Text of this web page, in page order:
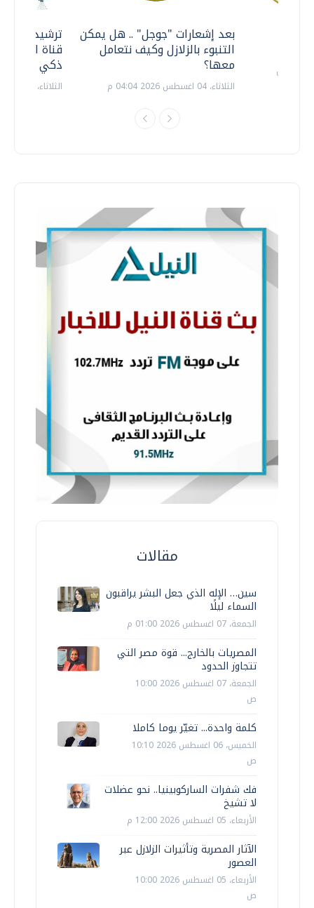
ترشيدا
قناة
ذكي
الثلاثاء، 14 يوليو 2026 06:11 م
بعد إشعارات "جوجل" .. هل يمكن
التنبوء بالزلازل وكيف نتعامل
معها؟
الثلاثاء، 04 اغسطس 2026 04:04 م
مقالات
سين… الإله الذي جعل البشر يراقبون
السماء ليلًا
الجمعة، 07 اغسطس 2026 01:00 م
المصريات بالخارج... قوة مصر التي
تتجاوز الحدود
الجمعة، 07 اغسطس 2026 10:00
ص
كلمة واحدة... تغيّر يوما كاملا
الخميس، 06 اغسطس 2026 10:10
ص
فك شفرات الساركوبينيا.. نحو عضلات
لا تشيخ
الأربعاء، 05 اغسطس 2026 12:00 م
الآثار المصرية وتأثيرات الزلازل عبر
العصور
الأربعاء، 05 اغسطس 2026 10:00
ص